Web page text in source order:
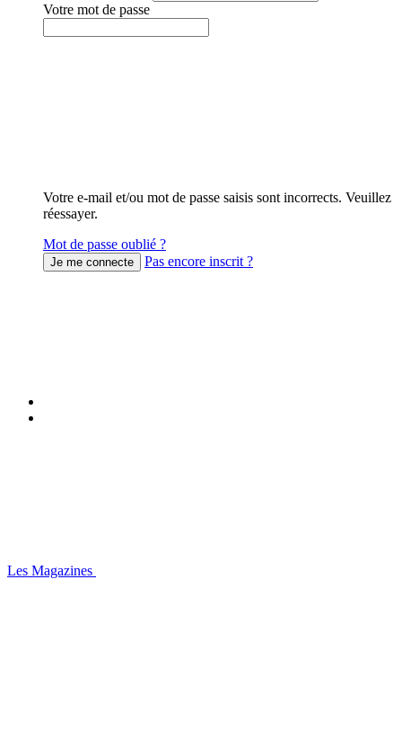
Votre mot de passe
Votre e-mail et/ou mot de passe saisis sont incorrects. Veuillez
réessayer.
Mot de passe oublié ?
Pas encore inscrit ?
Les Magazines